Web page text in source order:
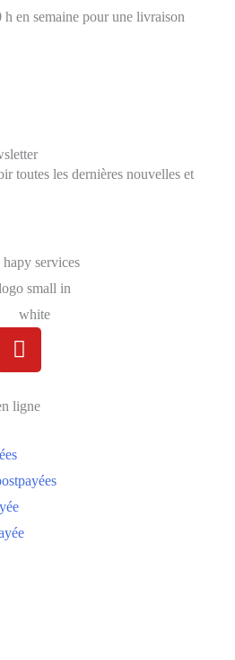
en semaine pour une livraison
toutes les dernières nouvelles et
ligne